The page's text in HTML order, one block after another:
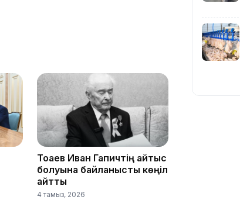
Тоқаев Иван Гапичтің қайтыс
болуына байланысты көңіл
айтты
4 тамыз, 2026
18:50